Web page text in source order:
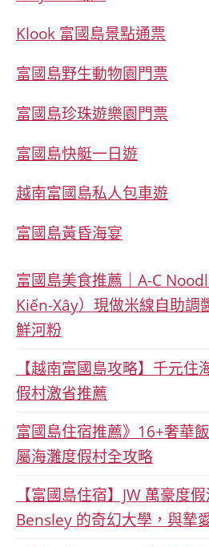
Klook 富國島景點通票
富國島野生動物園門票
富國島珍珠遊樂園門票
富國島快艇一日遊
越南富國島私人包車遊
富國島黃昏海宴
富國島美食推薦｜A-C
Kiến-Xây）現做米線自助調
鮮河粉
【越南富國島攻略】千元住
假村激省推薦
富國島住宿推薦》16+奢華
屬海灘度假村全攻略
【富國島住宿】JW 萬豪度
Bensley 的奇幻大學，與摯